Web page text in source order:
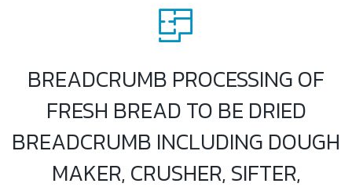
BREADCRUMB PROCESSING OF
FRESH BREAD TO BE DRIED
BREADCRUMB INCLUDING DOUGH
MAKER, CRUSHER, SIFTER,